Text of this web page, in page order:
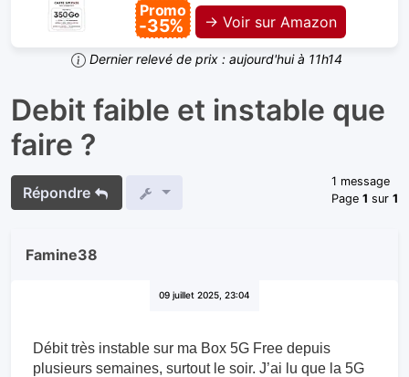
Promo
-35% → Voir sur Amazon
Dernier relevé de prix : aujourd'hui à 11h14
Debit faible et instable que
faire ?
Répondre
1 message
Page1 sur1
Famine38
09 juillet 2025, 23:04
Débit très instable sur ma Box 5G Free depuis
plusieurs semaines, surtout le soir. J’ai lu que la 5G